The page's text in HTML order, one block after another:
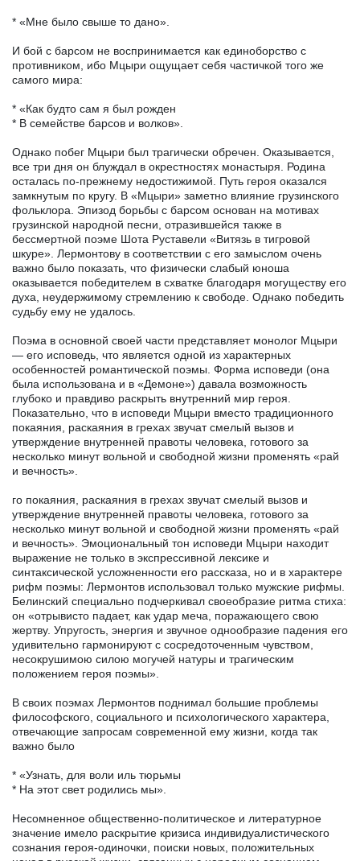
* «Мне было свыше то дано».
И бой с барсом не воспринимается как единоборство с
противником, ибо Мцыри ощущает себя частичкой того же
самого мира:
* «Как будто сам я был рожден
* В семействе барсов и волков».
Однако побег Мцыри был трагически обречен. Оказывается,
все три дня он блуждал в окрестностях монастыря. Родина
осталась по-прежнему недостижимой. Путь героя оказался
замкнутым по кругу. В «Мцыри» заметно влияние грузинского
фольклора. Эпизод борьбы с барсом основан на мотивах
грузинской народной песни, отразившейся также в
бессмертной поэме Шота Руставели «Витязь в тигровой
шкуре». Лермонтову в соответствии с его замыслом очень
важно было показать, что физически слабый юноша
оказывается победителем в схватке благодаря могуществу его
духа, неудержимому стремлению к свободе. Однако победить
судьбу ему не удалось.
Поэма в основной своей части представляет монолог Мцыри
— его исповедь, что является одной из характерных
особенностей романтической поэмы. Форма исповеди (она
была использована и в «Демоне») давала возможность
глубоко и правдиво раскрыть внутренний мир героя.
Показательно, что в исповеди Мцыри вместо традиционного
покаяния, раскаяния в грехах звучат смелый вызов и
утверждение внутренней правоты человека, готового за
несколько минут вольной и свободной жизни променять «рай
и вечность».
го покаяния, раскаяния в грехах звучат смелый вызов и
утверждение внутренней правоты человека, готового за
несколько минут вольной и свободной жизни променять «рай
и вечность». Эмоциональный тон исповеди Мцыри находит
выражение не только в экспрессивной лексике и
синтаксической усложненности его рассказа, но и в характере
рифм поэмы: Лермонтов использовал только мужские рифмы.
Белинский специально подчеркивал своеобразие ритма стиха:
он «отрывисто падает, как удар меча, поражающего свою
жертву. Упругость, энергия и звучное однообразие падения его
удивительно гармонируют с сосредоточенным чувством,
несокрушимою силою могучей натуры и трагическим
положением героя поэмы».
В своих поэмах Лермонтов поднимал большие проблемы
философского, социального и психологического характера,
отвечающие запросам современной ему жизни, когда так
важно было
* «Узнать, для воли иль тюрьмы
* На этот свет родились мы».
Несомненное общественно-политическое и литературное
значение имело раскрытие кризиса индивидуалистического
сознания героя-одиночки, поиски новых, положительных